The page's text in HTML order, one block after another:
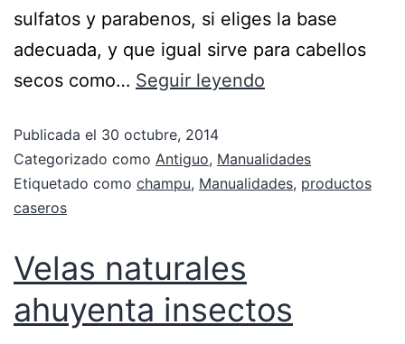
sulfatos y parabenos, si eliges la base
adecuada, y que igual sirve para cabellos
secos como… Seguir leyendo
Publicada el 30 octubre, 2014
Categorizado como Antiguo, Manualidades
Etiquetado como champu, Manualidades, productos
caseros
Velas naturales
ahuyenta insectos